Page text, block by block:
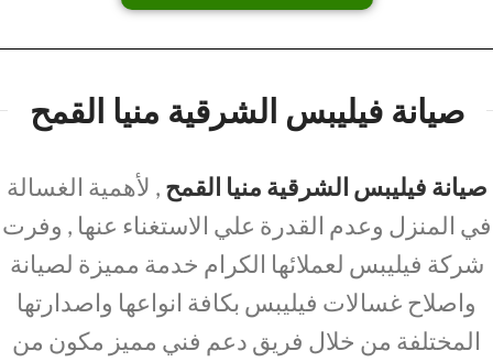
صيانة فيليبس الشرقية منيا القمح
صيانة فيليبس الشرقية منيا القمح , لأهمية الغسالة
في المنزل وعدم القدرة علي الاستغناء عنها , وفرت
شركة فيليبس لعملائها الكرام خدمة مميزة لصيانة
واصلاح غسالات فيليبس بكافة انواعها واصدارتها
المختلفة من خلال فريق دعم فني مميز مكون من